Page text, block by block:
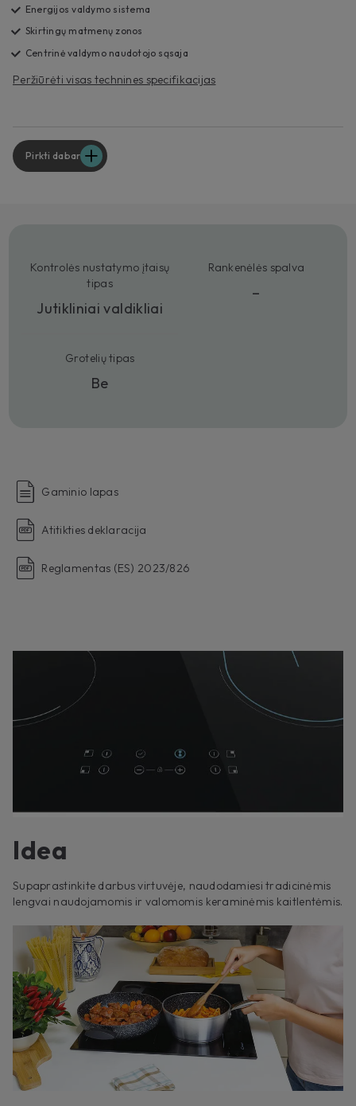
Energijos valdymo sistema
Skirtingų matmenų zonos
Centrinė valdymo naudotojo sąsaja
Peržiūrėti visas technines specifikacijas
Pirkti dabar
Kontrolės nustatymo įtaisų
tipas
Jutikliniai valdikliai
Rankenėlės spalva
–
Grotelių tipas
Be
Gaminio lapas
Atitikties deklaracija
Reglamentas (ES) 2023/826
Idea
Supaprastinkite darbus virtuvėje, naudodamiesi tradicinėmis
lengvai naudojamomis ir valomomis keraminėmis kaitlentėmis.